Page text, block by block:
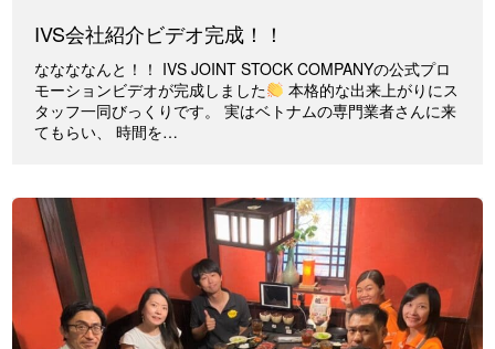
IVS会社紹介ビデオ完成！！
ななななんと！！ IVS JOINT STOCK COMPANYの公式プロ
モーションビデオが完成しました
本格的な出来上がりにス
タッフ一同びっくりです。 実はベトナムの専門業者さんに来
てもらい、 時間を…